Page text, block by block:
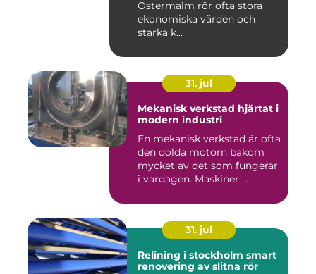
Östermalm rör ofta stora
ekonomiska värden och
starka k...
31. jul
Mekanisk verkstad hjärtat i
modern industri
En mekanisk verkstad är ofta
den dolda motorn bakom
mycket av det som fungerar
i vardagen. Maskiner ...
31. jul
Relining i stockholm smart
renovering av slitna rör